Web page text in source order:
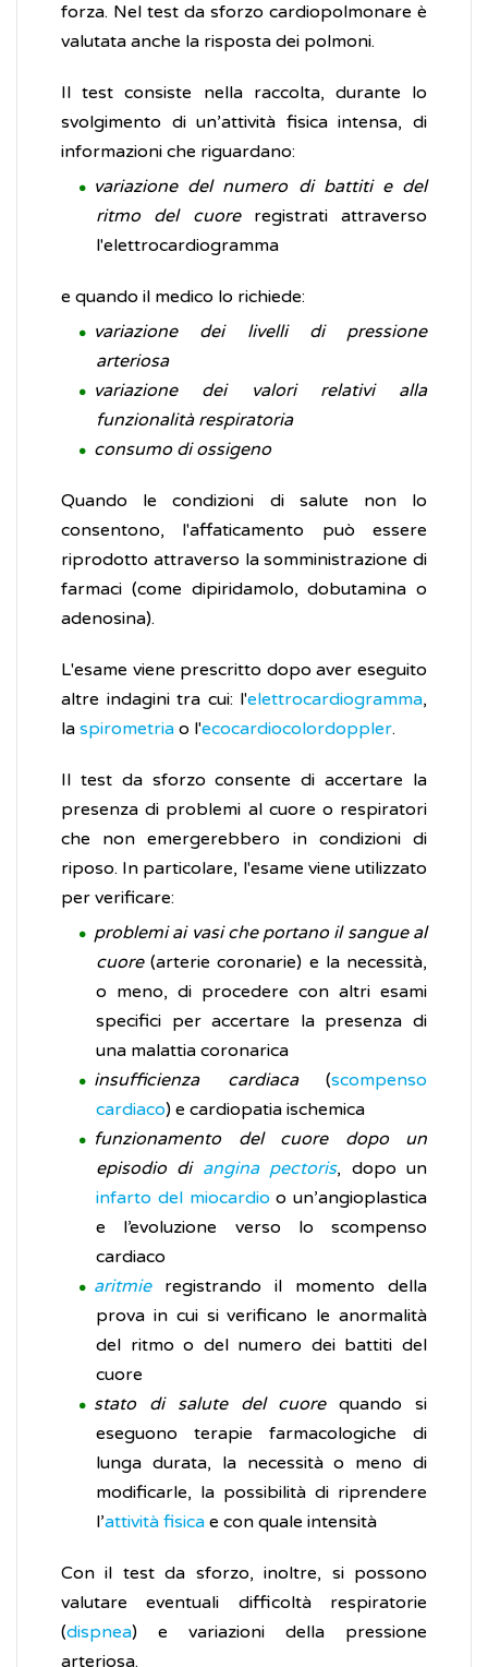
forza. Nel test da sforzo cardiopolmonare è
valutata anche la risposta dei polmoni.
Il test consiste nella raccolta, durante lo
svolgimento di un’attività fisica intensa, di
informazioni che riguardano:
variazione del numero di battiti e del
ritmo del cuoreregistrati attraverso
l'elettrocardiogramma
e quando il medico lo richiede:
variazione dei livelli di pressione
arteriosa
variazione dei valori relativi alla
funzionalità respiratoria
consumo di ossigeno
Quando le condizioni di salute non lo
consentono, l'affaticamento può essere
riprodotto attraverso la somministrazione di
farmaci (come dipiridamolo, dobutamina o
adenosina).
L'esame viene prescritto dopo aver eseguito
altre indagini tra cui: l'elettrocardiogramma,
la spirometria o l'ecocardiocolordoppler.
Il test da sforzo consente di accertare la
presenza di problemi al cuore o respiratori
che non emergerebbero in condizioni di
riposo. In particolare, l'esame viene utilizzato
per verificare:
problemi ai vasi che portano il sangue al
cuore(arterie coronarie) e la necessità,
o meno, di procedere con altri esami
specifici per accertare la presenza di
una malattia coronarica
insufficienza cardiaca(scompenso
cardiaco) e cardiopatia ischemica
funzionamento del cuore dopo un
episodio di angina pectoris, dopo un
infarto del miocardio o un’angioplastica
e l’evoluzione verso lo scompenso
cardiaco
aritmieregistrando il momento della
prova in cui si verificano le anormalità
del ritmo o del numero dei battiti del
cuore
stato di salute del cuorequando si
eseguono terapie farmacologiche di
lunga durata, la necessità o meno di
modificarle, la possibilità di riprendere
l’attività fisica e con quale intensità
Con il test da sforzo, inoltre, si possono
valutare eventuali difficoltà respiratorie
(dispnea) e variazioni della pressione
arteriosa.